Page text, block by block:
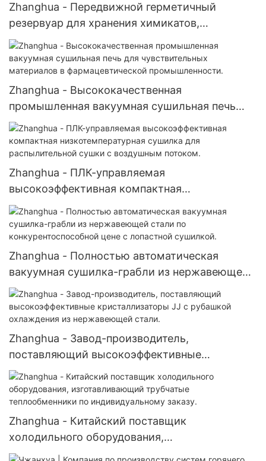
Zhanghua - Передвижной герметичный
резервуар для хранения химикатов,
оранжевый, с мешалкой, резервуар для
хранения сока.
Zhanghua - Высококачественная
промышленная вакуумная сушильная печь
для чувствительных материалов в
фармацевтической промышленности.
Zhanghua - ПЛК-управляемая
высокоэффективная компактная
низкотемпературная сушилка для
распылительной сушки с воздушным потоком.
Zhanghua - Полностью автоматическая
вакуумная сушилка-грабли из нержавеющей
стали по конкурентоспособной цене с
лопастной сушилкой.
Zhanghua - Завод-производитель,
поставляющий высокоэффективные
кристаллизаторы JJ с рубашкой охлаждения
из нержавеющей стали.
Zhanghua - Китайский поставщик
холодильного оборудования,
изготавливающий трубчатые теплообменники